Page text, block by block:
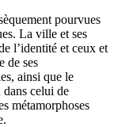
pourvues
La ville et ses
l’identité et ceux et
de ses
ainsi que le
celui de
métamorphoses